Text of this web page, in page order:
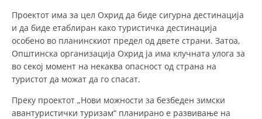
Проектот има за цел Охрид да биде сигурна дестинација
и да биде етаблиран како туристичка дестинација
особено во планинскиот предел од двете страни. Затоа,
Општинска организација Охрид ја има клучната улога за
во секој момент на некаква опасност од страна на
туристот да можат да го спасат.
Преку проектот „Нови можности за безбеден зимски
авантуристички туризам“ планирано е развивање на